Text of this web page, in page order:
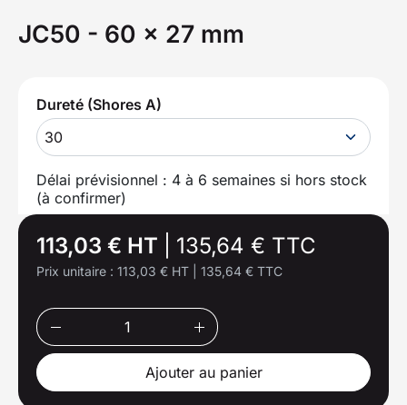
JC50 - 60 x 27 mm
Dureté (Shores A)
30
Délai prévisionnel : 4 à 6 semaines si hors stock
(à confirmer)
113,03 € HT 135,64 € TTC
Prix unitaire : 113,03 € HT 135,64 € TTC
Ajouter au panier